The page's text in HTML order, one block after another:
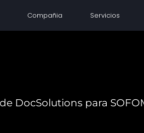
Compañia Servicios
DocSolutions para